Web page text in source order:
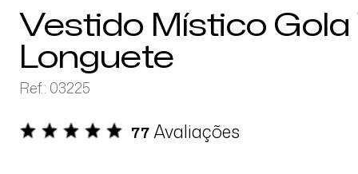
Vestido Místico
Longuete
Ref.: 03225
77Avaliações